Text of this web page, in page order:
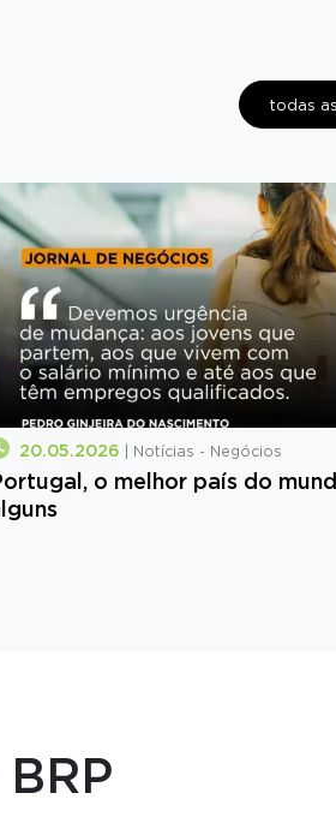
todas
20.05.2026 | Notícias - Negócios
o melhor país do